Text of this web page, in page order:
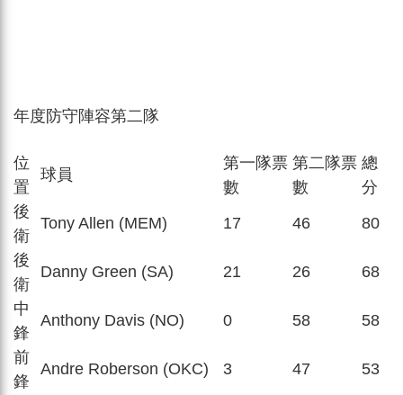
年度防守陣容第二隊
位
置
球員
第一隊票
數
第二隊票
數
總
分
後
衛
Tony Allen (MEM) 17 46 80
後
衛
Danny Green (SA) 21 26 68
中
鋒
Anthony Davis (NO) 0 58 58
前
鋒
Andre Roberson (OKC) 3 47 53